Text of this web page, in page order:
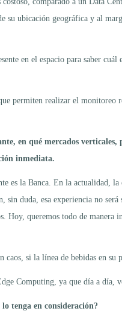
ubicación geográfica y al
en el espacio para saber
permiten realizar el
en qué mercados
inmediata.
la Banca. En la actualidad, la
duda, esa experiencia no
queremos todo de
si la línea de bebidas en su
Computing, ya que día a día,
tenga en consideración?